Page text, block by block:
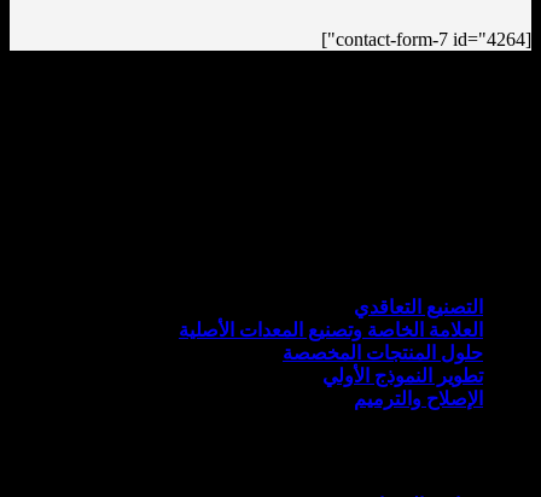
[contact-form-7 id="4264"]
التصنيع التعاقدي
العلامة الخاصة وتصنيع المعدات الأصلية
حلول المنتجات المخصصة
تطوير النموذج الأولي
الإصلاح والترميم